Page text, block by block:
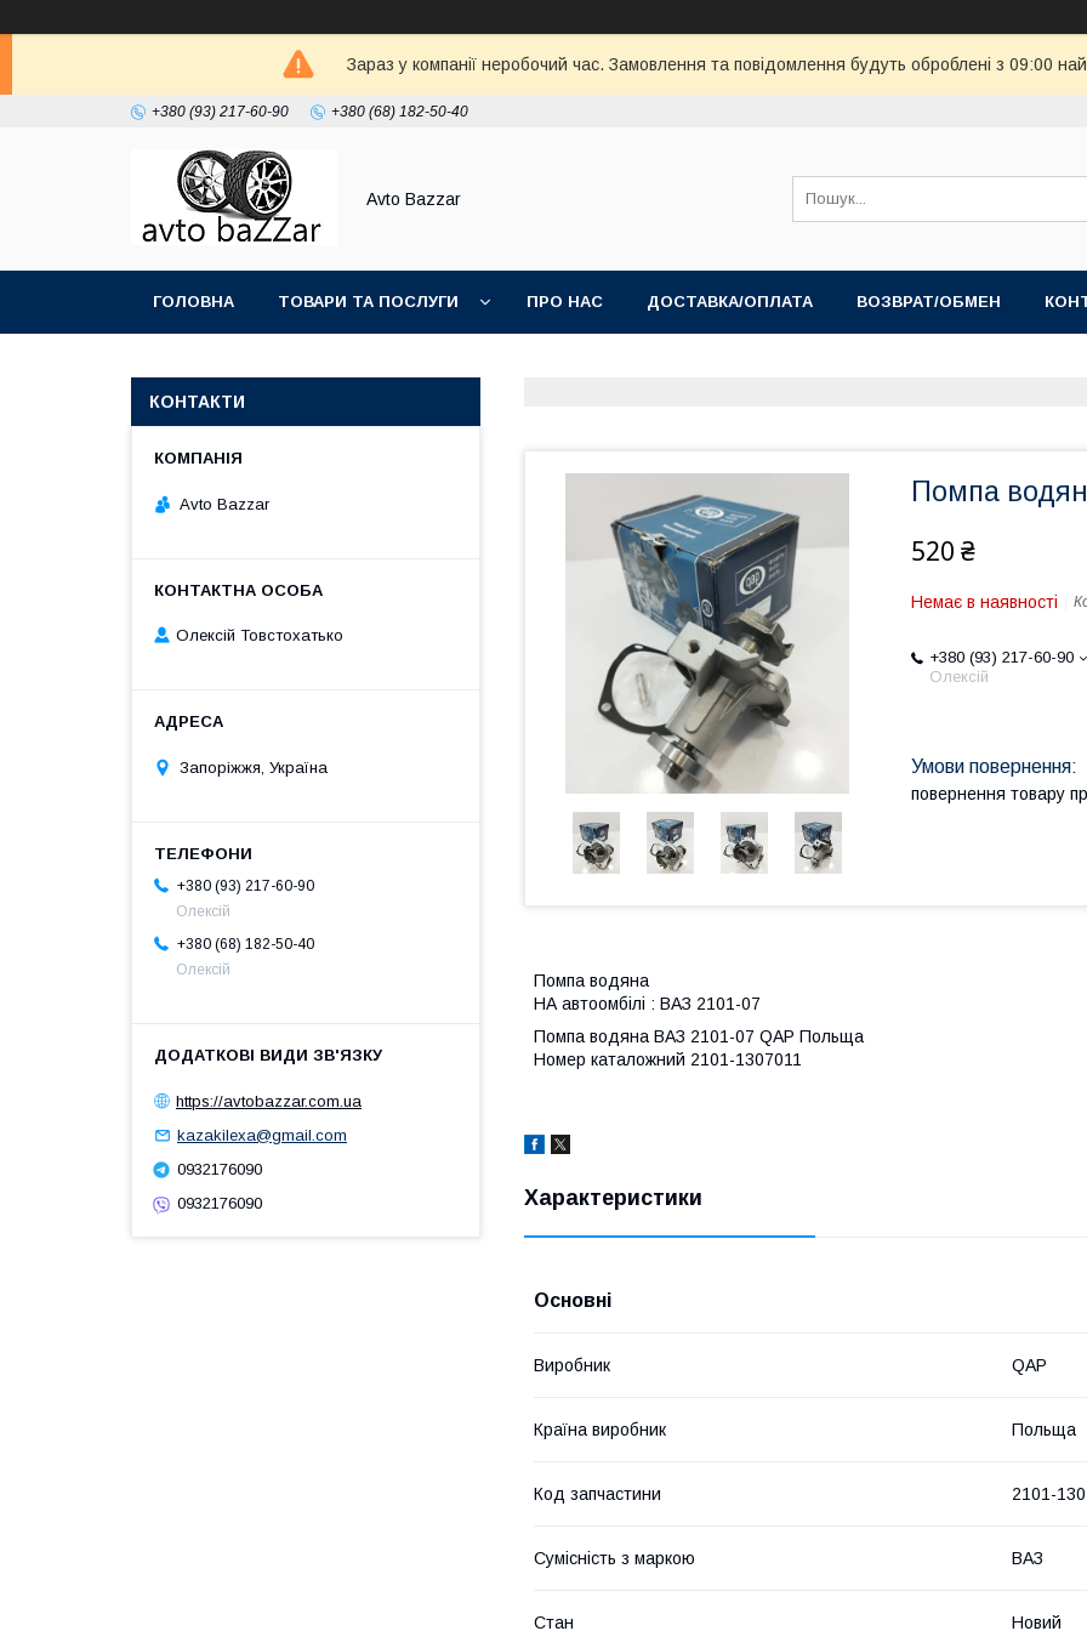
Зараз у компанії неробочий час. Замовлення та повідомлення будуть оброблені з 09:00
+380 (93) 217-60-90 +380 (68) 182-50-40
Avto Bazzar
ГОЛОВНА ТОВАРИ ТА ПОСЛУГИ ПРО НАС ДОСТАВКА/ОПЛАТА ВОЗВРАТ/ОБМЕН
Помпа
520 ₴
Немає в наявності
+380 (93) 217-60-90
Олексій
повернення товару
Помпа водяна
НА автоомбілі : ВАЗ 2101-07
Помпа водяна ВАЗ 2101-07 QAP Польща
Номер каталожний 2101-1307011
Характеристики
Основні
Виробник QAP
Країна виробник Польща
Код запчастини 2101-
Сумісність з маркою ВАЗ
Стан Новий
КОНТАКТИ
Avto Bazzar
Олексій Товстохатько
Запоріжжя, Україна
+380 (93) 217-60-90
Олексій
+380 (68) 182-50-40
Олексій
https://avtobazzar.com.ua
kazakilexa@gmail.com
0932176090
0932176090